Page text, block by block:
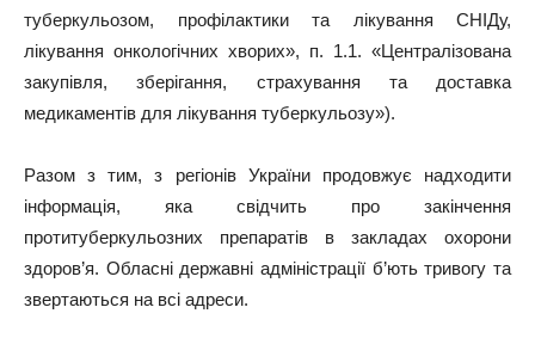
туберкульозом, профілактики та лікування СНІДу,
лікування онкологічних хворих», п. 1.1. «Централізована
закупівля, зберігання, страхування та доставка
медикаментів для лікування туберкульозу»).
Разом з тим, з регіонів України продовжує надходити
інформація, яка свідчить про закінчення
протитуберкульозних препаратів в закладах охорони
здоров’я. Обласні державні адміністрації б’ють тривогу та
звертаються на всі адреси.